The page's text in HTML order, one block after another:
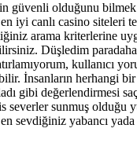
güvenli olduğunu
iyi canlı casino siteleri
arama kriterlerine
Düşledim
kullanıcı
İnsanların herhangi
gibi değerlendirmesi
severler sunmuş olduğu
sevdiğiniz yabancı